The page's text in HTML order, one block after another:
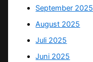
September 2025
August 2025
Juli 2025
Juni 2025